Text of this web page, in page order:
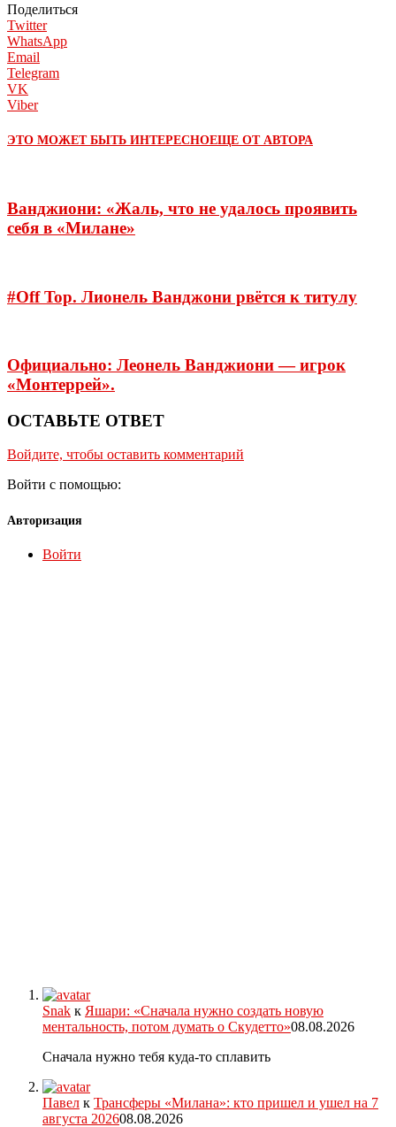
Поделиться
Twitter
WhatsApp
Email
Telegram
VK
Viber
ЭТО МОЖЕТ БЫТЬ ИНТЕРЕСНОЕЩЕ ОТ АВТОРА
Ванджиони: «Жаль, что не удалось проявить
себя в «Милане»
#Off Top. Лионель Ванджони рвётся к титулу
Официально: Леонель Ванджиони — игрок
«Монтеррей».
ОСТАВЬТЕ ОТВЕТ
Войдите, чтобы оставить комментарий
Войти с помощью:
Авторизация
Войти
Snak к Яшари: «Сначала нужно создать новую
ментальность, потом думать о Скудетто»08.08.2026
Сначала нужно тебя куда-то сплавить
Павел к Трансферы «Милана»: кто пришел и ушел на 7
августа 202608.08.2026